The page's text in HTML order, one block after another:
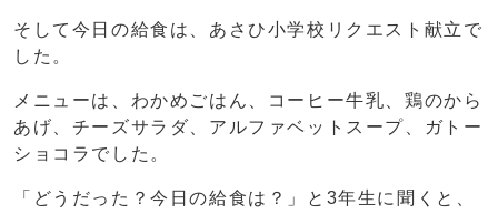
そして今日の給食は、あさひ小学校リクエスト献立で
した。
メニューは、わかめごはん、コーヒー牛乳、鶏のから
あげ、チーズサラダ、アルファベットスープ、ガトー
ショコラでした。
「どうだった？今日の給食は？」と3年生に聞くと、